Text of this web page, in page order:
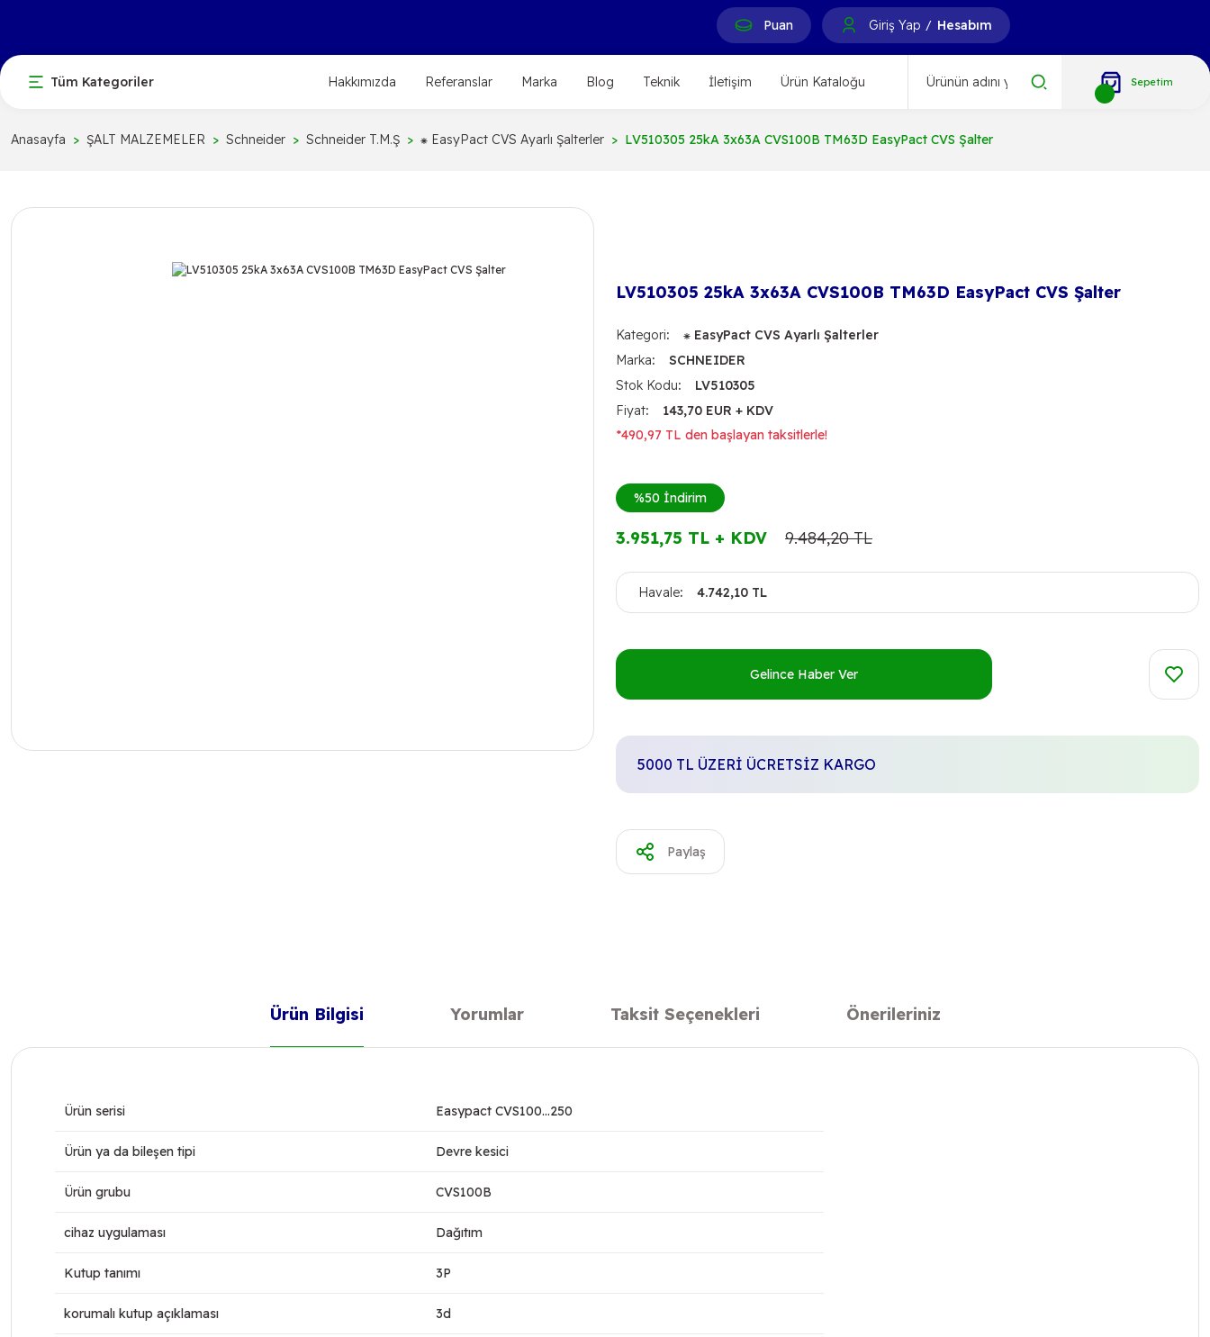
Puan Giriş Yap / Hesabım
Tüm Kategoriler Hakkımızda Referanslar Marka Blog Teknik İletişim Ürün Kataloğu Sepetim
Anasayfa ŞALT MALZEMELER Schneider Schneider T.M.Ş ⁕ EasyPact CVS Ayarlı Şalterler LV510305 25kA 3x63A CVS100B TM63D EasyPact CVS Şalter
LV510305 25kA 3x63A CVS100B TM63D EasyPact CVS Şalter
Kategori
⁕ EasyPact CVS Ayarlı Şalterler
Marka
SCHNEIDER
Stok Kodu
LV510305
Fiyat
143,70 EUR + KDV
*490,97 TL den başlayan taksitlerle!
%50 İndirim
3.951,75 TL + KDV 9.484,20 TL
Havale 4.742,10 TL
Gelince Haber Ver
5000 TL ÜZERİ ÜCRETSİZ KARGO
Paylaş
Ürün Bilgisi Yorumlar Taksit Seçenekleri Önerileriniz
Ürün serisi Easypact CVS100...250
Ürün ya da bileşen tipi Devre kesici
Ürün grubu CVS100B
cihaz uygulaması Dağıtım
Kutup tanımı 3P
korumalı kutup açıklaması 3d